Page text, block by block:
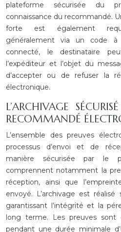
plateforme sécurisée du
connaissance du recommandé.
forte est également
généralement via un code
connecté, le destinataire
l’expéditeur et l’objet du
d’accepter ou de refuser la
électronique.
L’ARCHIVAGE
RECOMMANDÉ
L’ensemble des preuves
processus d’envoi et de
manière sécurisée par le
comprennent notamment la
réception, ainsi que
envoyé. L’archivage est
garantissant l’intégrité et la
long terme. Les preuves sont
pendant une durée minimale